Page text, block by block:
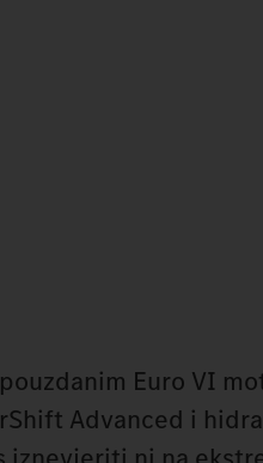
Euro VI
Advanced i